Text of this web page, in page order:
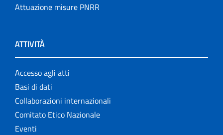
Attuazione misure PNRR
ATTIVITÀ
Accesso agli atti
Basi di dati
Collaborazioni internazionali
Comitato Etico Nazionale
Eventi